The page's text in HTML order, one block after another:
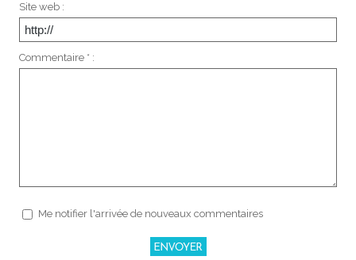
Site web :
Commentaire * :
Me notifier l'arrivée de nouveaux commentaires